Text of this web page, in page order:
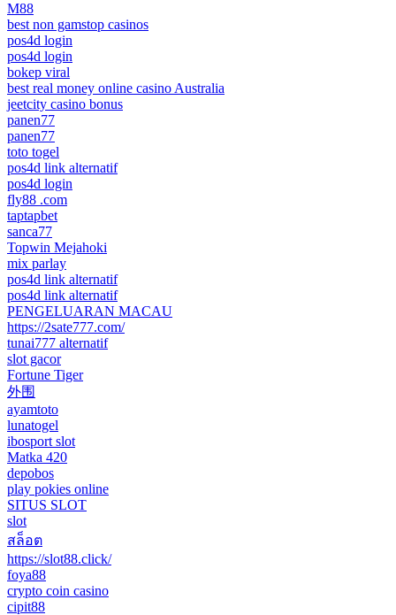
M88
best non gamstop casinos
pos4d login
pos4d login
bokep viral
best real money online casino Australia
jeetcity casino bonus
panen77
panen77
toto togel
pos4d link alternatif
pos4d login
fly88 .com
taptapbet
sanca77
Topwin Mejahoki
mix parlay
pos4d link alternatif
pos4d link alternatif
PENGELUARAN MACAU
https://2sate777.com/
tunai777 alternatif
slot gacor
Fortune Tiger
外围
ayamtoto
lunatogel
ibosport slot
Matka 420
depobos
play pokies online
SITUS SLOT
slot
สล็อต
https://slot88.click/
foya88
crypto coin casino
cipit88